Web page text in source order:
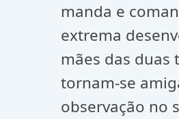
manda e
extrema
mães das duas
tornam-se
observação no